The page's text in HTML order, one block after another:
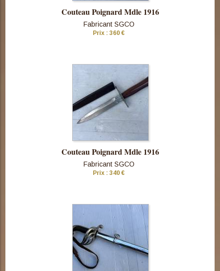
cette pièce
Couteau Poignard Mdle 1916
Fabricant SGCO
Prix : 360 €
cette pièce
Couteau Poignard Mdle 1916
Fabricant SGCO
Prix : 340 €